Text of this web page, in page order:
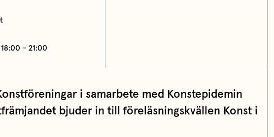
– 21:00
i samarbete med Konstepidemin
bjuder in till föreläsningskvällen Konst i